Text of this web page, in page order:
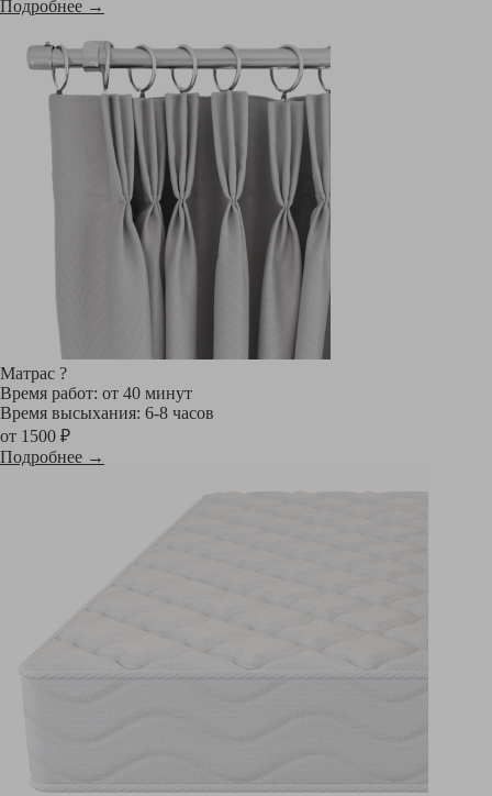
Подробнее →
Матрас ?
Время работ: от 40 минут
Время высыхания: 6-8 часов
от 1500 ₽
Подробнее →